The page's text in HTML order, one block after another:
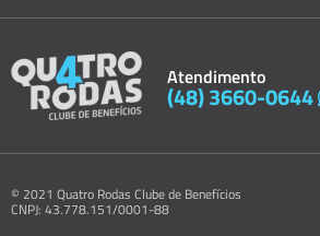
Atendimento
(48) 3660-0644
© 2021 Quatro Rodas Clube de Benefícios
CNPJ: 43.778.151/0001-88